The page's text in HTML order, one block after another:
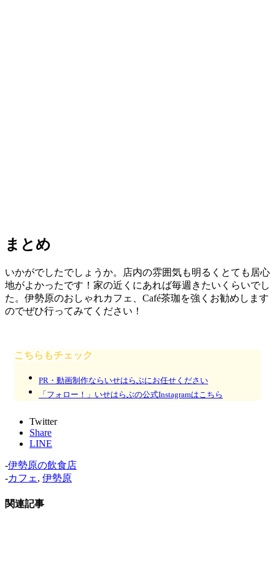
まとめ
いかがでしたでしょうか。店内の雰囲気も明るくとても居心
地がよかったです！家の近くにあれば毎週きたいくらいでし
た。伊勢原のおしゃれカフェ、Café茶珈を強くお勧めします
のでぜひ行ってみてください！
こちらもチェック
PR・動画制作ならいせはらぶにお任せください
「フォロー！」いせはらぶの公式Instagramはこちら
Twitter
Share
LINE
-伊勢原の飲食店
-カフェ , 伊勢原
関連記事